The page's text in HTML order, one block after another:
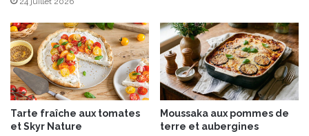
e
!
m
p
l
e
m
o
u
s
Tarte fraîche aux tomates
et Skyr Nature
Moussaka aux pommes de
terre et aubergines